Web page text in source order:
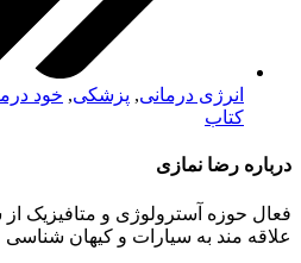
انرژی درمانی, پزشکی, خود
کتاب
درباره رضا نمازی
علاقه مند به سیارات و کیهان شناسی